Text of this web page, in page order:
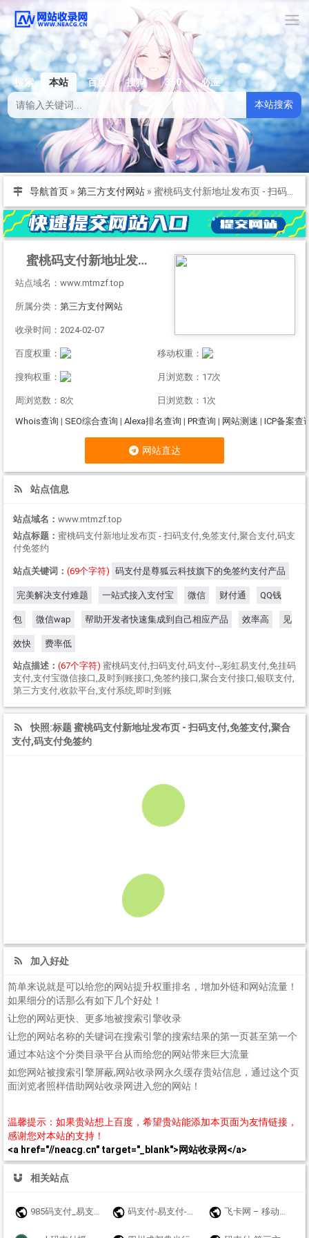
搜索 本站 百度 搜狗 360
必应
本站搜索
导航首页 » 第三方支付网站 »
蜜桃码支付新地址发布页 - 扫码支付,免签支付,聚合支付,码支付免签约
站点域名：www.mtmzf.top
所属分类： 第三方支付网站
收录时间：2024-02-07
百度权重： 移动权重：
搜狗权重： 月浏览数：17次
周浏览数：8次
日浏览数：1次
Whois查询 | SEO综合查询 | Alexa排名查询 | PR查询 | 网站测速 | ICP备案查
网站直达
站点信息
站点域名： www.mtmzf.top
站点标题： 蜜桃码支付新地址发布页 - 扫码支付,免签支付,聚合支付,码支
付免签约
站点关键词： (69个字符) 码支付是尊狐云科技旗下的免签约支付产品
完美解决支付难题 一站式接入支付宝 微信 财付通 QQ钱
包 微信wap 帮助开发者快速集成到自己相应产品 效率高 见
效快 费率低
站点描述： (67个字符) 蜜桃码支付,扫码支付,码支付--,彩虹易支付,免挂码
支付,支付宝微信接口,及时到账接口,免签约接口,聚合支付接口,银联支付,
第三方支付,收款平台,支付系统,即时到账
快照:标题 蜜桃码支付新地址发布页 - 扫码支付,免签支付,聚合
支付,码支付免签约
加入好处
简单来说就是可以给您的网站提升权重排名，增加外链和网站流量！
如果细分的话那么有如下几个好处！
让您的网站更快、更多地被搜索引擎收录
让您的网站名称的关键词在搜索引擎的搜索结果的第一页甚至第一个
通过本站这个分类目录平台从而给您的网站带来巨大流量
如您网站被搜索引擎屏蔽,网站收录网永久缓存贵站信息，通过这个页
面浏览者照样借助网站收录网进入您的网站！
温馨提示：如果贵站想上百度，希望贵站能添加本页面为友情链接，
感谢您对本站的支持！
<a href="//neacg.cn" target="_blank">网站收录网</a>
相关站点
985码支付_易支付_免挂码支付官网_即时到账聚合支付接口 码支付-易支付-源支付-聚合支付-我爱码支付 飞卡网 – 移动联通电信19元无限流量卡推荐_正规手机卡办理